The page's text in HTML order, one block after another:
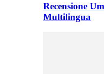
Recensione
Multilingua